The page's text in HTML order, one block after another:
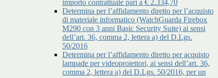
importo contrattuale pari a € 2.334,70
Determina per l’affidamento diretto per l’acquisto
di materiale informatico (WatchGuarda Firebox
M290 con 3 anni Basic Security Suite) ai sensi
dell’art. 36, comma 2, lettera a) del D.Lgs.
50/2016
Determina per l’affidamento diretto per acquisto
lampade per videoproiettori, ai sensi dell’art. 36,
comma 2, lettera a) del D.Lgs. 50/2016, per un